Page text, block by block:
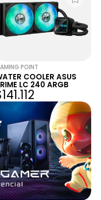
POINT
COOLER ASUS
LC 240 ARGB